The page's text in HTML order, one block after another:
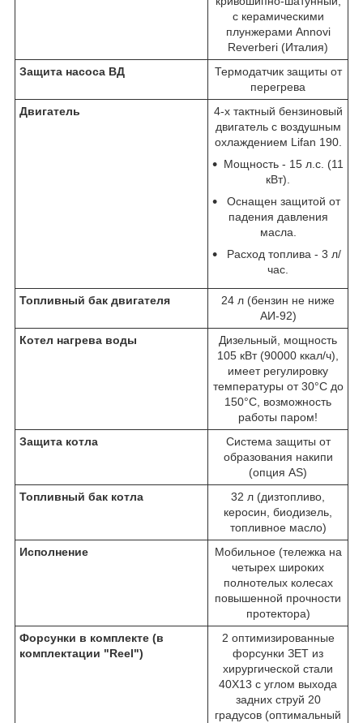
с керамическими
плунжерами Annovi
Reverberi (Италия)
Защита насоса ВД
Термодатчик защиты от
перегрева
Двигатель
4-х тактный бензиновый
двигатель с воздушным
охлаждением Lifan 190.
Мощность - 15 л.с. (11
кВт).
Оснащен защитой от
падения давления
масла.
Расход топлива - 3 л/
час.
Топливный бак двигателя
24 л (бензин не ниже
АИ-92)
Котел нагрева воды
Дизельный, мощность
105 кВт (90000 ккал/ч),
имеет регулировку
температуры от 30°С до
150°С, возможность
работы паром!
Защита котла
Система защиты от
образования накипи
(опция AS)
Топливный бак котла
32 л (дизтопливо,
керосин, биодизель,
топливное масло)
Исполнение
Мобильное (тележка на
четырех широких
полнотелых колесах
повышенной прочности
протектора)
Форсунки в комплекте (в
комплектации "Reel")
2 оптимизированные
форсунки ЗЕТ из
хирургической стали
40X13 с углом выхода
задних струй 20
градусов (оптимальный